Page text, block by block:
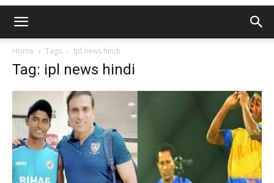
Home Tags Ipl news hindi
Tag: ipl news hindi